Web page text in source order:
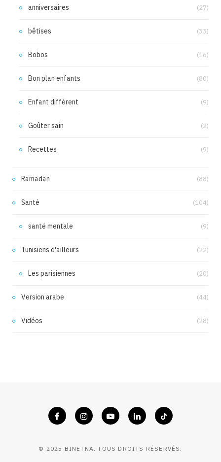
anniversaires (27)
bêtises (33)
Bobos (16)
Bon plan enfants (80)
Enfant différent (9)
Goûter sain (2)
Recettes (9)
Ramadan (88)
Santé (104)
santé mentale (9)
Tunisiens d'ailleurs (22)
Les parisiennes (20)
Version arabe (44)
Vidéos (28)
© 2025 BINETNA. TOUS DROITS RÉSERVÉS.